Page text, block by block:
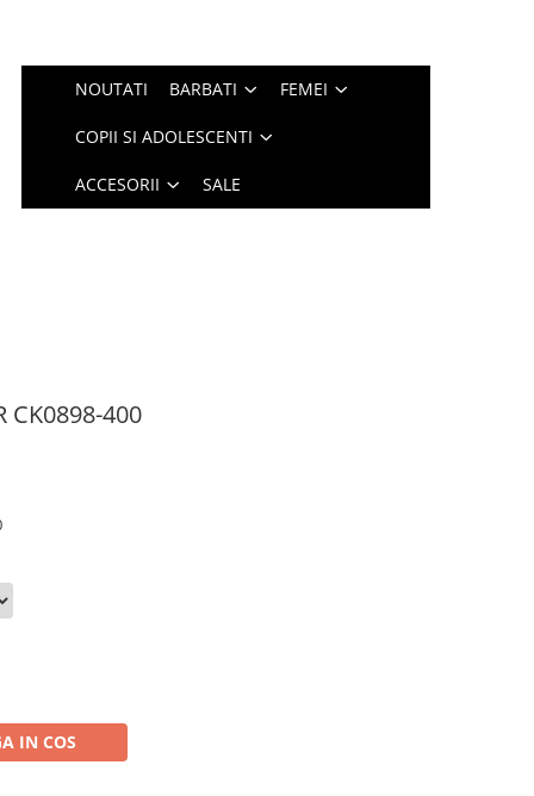
NOUTATI BARBATI FEMEI
COPII SI ADOLESCENTI
ACCESORII SALE
CK0898-400
IN COS